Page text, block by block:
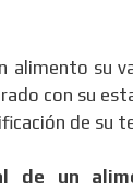
alimento su
con su
de su
de un